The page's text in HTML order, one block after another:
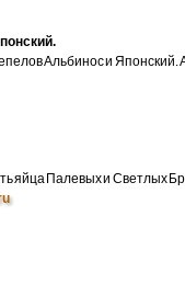
Альбинос и
яйца Палевых и Светлых